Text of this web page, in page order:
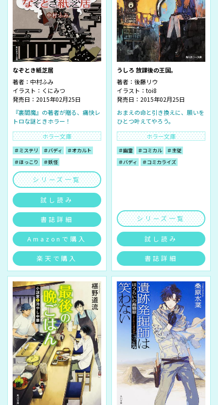
なぞとき紙芝居
著者： 中村ふみ
イラスト： くにみつ
発売日：2015年02月25日
『裏閻魔』の著者が贈る、痛快レ
トロな謎ときホラー！
ホラー文庫
＃ミステリ ＃バディ
＃オカルト
＃ほっこり
＃妖怪
シリーズ一覧
試し読み
書誌詳細
Amazonで購入
楽天で購入
うしろ 放課後の王国。
著者： 後藤リウ
イラスト：toi8
発売日：2015年02月25日
おまえの命と引き換えに、願いを
ひとつ叶えてやろう。
ホラー文庫
＃幽霊 ＃コミカル
＃主従
＃バディ
＃コミカライズ
シリーズ一覧
試し読み
書誌詳細